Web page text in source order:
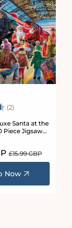
(2)
Santa at the
Piece Jigsaw
Normaler
Preis
£15.99 GBP
Now